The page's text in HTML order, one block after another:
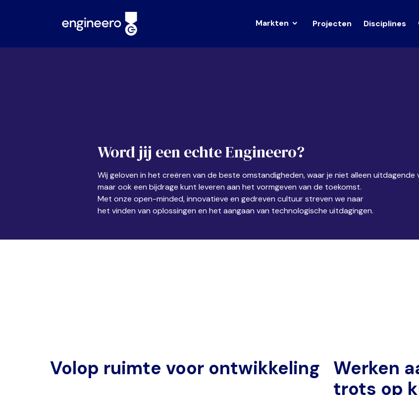
Markten Projecten Disciplines
Word jij een echte Engineero?
Wij geloven in het creëren van de beste omstandigheden,waar je niet alleen uitdagende
maar ook een bijdrage kunt leveren aan het vormgeven van de toekomst.
Met onze open-minded, innovatieve en gedreven cultuur streven we naar
het vinden van oplossingen en het aangaan van technologische uitdagingen.
Volop ruimte voor ontwikkeling
Werken
trots op